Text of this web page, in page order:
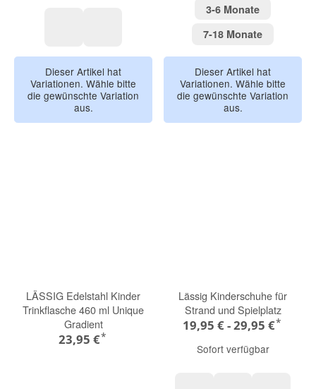
Dieser Artikel hat
Variationen. Wähle bitte
die gewünschte Variation
aus.
3-6 Monate3-6 Monate
7-18 Monate7-18
Dieser Artikel hat
Variationen. Wähle bitte
die gewünschte Variation
aus.
LÄSSIG Edelstahl Kinder
Trinkflasche 460 ml Unique
Gradient
23,95 €*
Lässig Kinderschuhe für
Strand und Spielplatz
19,95 € -29,95 €*
Sofort verfügbar